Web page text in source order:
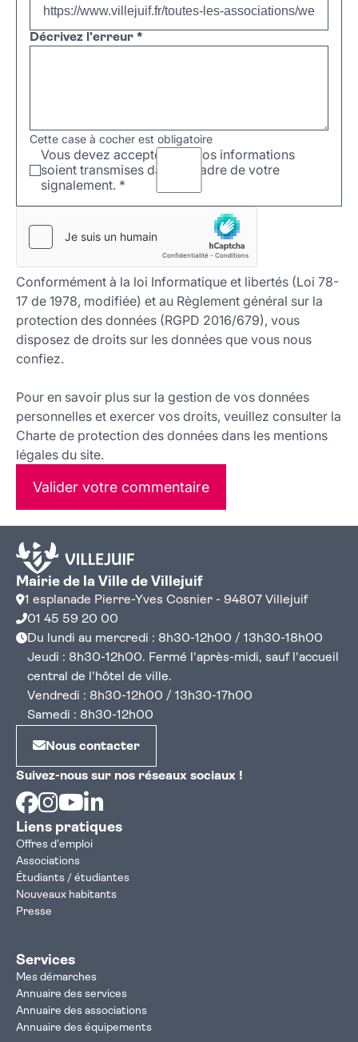
Décrivez l'erreur *
Cette case à cocher est obligatoire
Vous devez accepter que vos informations
soient transmises dans le cadre de votre
signalement. *
Conformément à la loi Informatique et libertés (Loi 78-
17 de 1978, modifiée) et au Règlement général sur la
protection des données (RGPD 2016/679), vous
disposez de droits sur les données que vous nous
confiez.
Pour en savoir plus sur la gestion de vos données
personnelles et exercer vos droits, veuillez consulter la
Charte de protection des données dans les mentions
légales du site.
Valider votre commentaire
Mairie de la Ville de Villejuif
1 esplanade Pierre-Yves Cosnier - 94807 Villejuif
01 45 59 20 00
Du lundi au mercredi : 8h30-12h00 / 13h30-18h00
Jeudi : 8h30-12h00. Fermé l'après-midi, sauf l'accueil
central de l'hôtel de ville.
Vendredi : 8h30-12h00 / 13h30-17h00
Samedi : 8h30-12h00
Nous contacter
Suivez-nous sur nos réseaux sociaux !
Facebook
Instagram
Youtube
Liens pratiques
Offres d'emploi
Associations
Étudiants / étudiantes
Nouveaux habitants
Presse
Services
Mes démarches
Annuaire des services
Annuaire des associations
Annuaire des équipements